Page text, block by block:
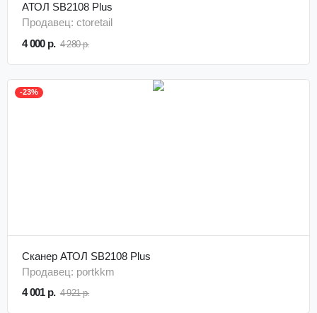
АТОЛ SB2108 Plus
Продавец: ctoretail
4 000 р. 4 280 р.
-23%
Сканер АТОЛ SB2108 Plus
Продавец: portkkm
4 001 р. 4 921 р.